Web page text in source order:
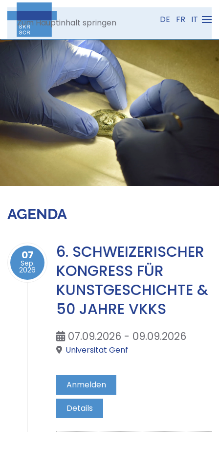
Zum Hauptinhalt springen DE FR IT
AGENDA
07
Sep.
2026
6. SCHWEIZERISCHER
KONGRESS FÜR
KUNSTGESCHICHTE &
50 JAHRE VKKS
07.09.2026 - 09.09.2026
Universität Genf
Anmelden
Details